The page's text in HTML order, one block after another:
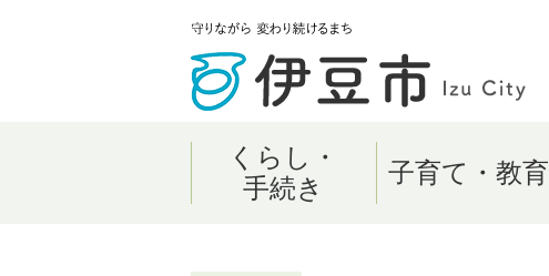
くらし・
手続き
子育て・教育